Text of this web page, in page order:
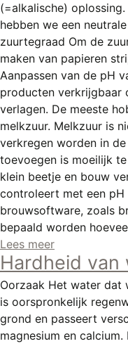
(=alkalische)
hebben we een
zuurtegraad Om de
maken van papieren
Aanpassen van de pH
producten verkrijgbaar
verlagen. De meeste
melkzuur. Melkzuur is
verkregen worden in
toevoegen is moeilijk
klein beetje en bouw
controleert met een
brouwsoftware, zoals
bepaald worden
Lees meer
Hardheid van
Oorzaak Het water dat
is oorspronkelijk
grond en passeert
magnesium en